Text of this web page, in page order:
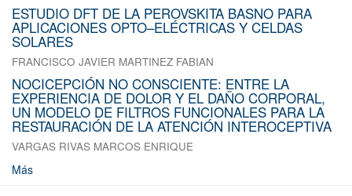
ESTUDIO DFT DE LA PEROVSKITA BASNO PARA
APLICACIONES OPTO–ELÉCTRICAS Y CELDAS
SOLARES
FRANCISCO JAVIER MARTINEZ FABIAN
NOCICEPCIÓN NO CONSCIENTE: ENTRE LA
EXPERIENCIA DE DOLOR Y EL DAÑO CORPORAL,
UN MODELO DE FILTROS FUNCIONALES PARA LA
RESTAURACIÓN DE LA ATENCIÓN INTEROCEPTIVA
VARGAS RIVAS MARCOS ENRIQUE
Más